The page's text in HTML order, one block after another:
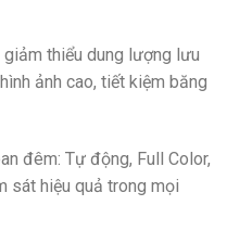
thiểu dung lượng lưu
ảnh cao, tiết kiệm băng
đêm: Tự động, Full Color,
sát hiệu quả trong mọi